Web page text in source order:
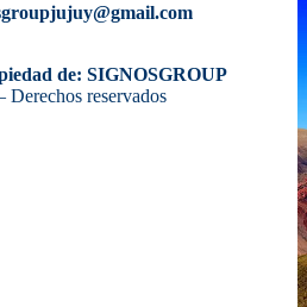
de: SIGNOSGROUP
Derechos reservados